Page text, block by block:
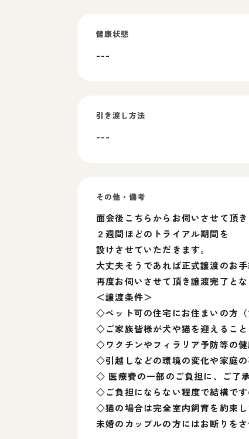
健康状態
---
引き渡し方法
---
その他・備考
面会後こちらからお伺いさせて頂き
２週間ほどのトライアル期間を
設けさせていただきます。
大丈夫そうであれば正式譲渡のお
再度お伺いさせて頂き譲渡完了とな
＜譲渡条件＞
◇ペット可の住宅にお住まいの方（
◇ご家族皆様が犬や猫を迎えるこ
◇ワクチンやフィラリア予防等の
◇引越しなどの環境の変化や家庭
◇ 医療費の一部のご負担に、ご了
◇ご負担にならない程度で結構です
◇猫の場合は完全室内飼育を約束し
未婚のカップルの方にはお断りを